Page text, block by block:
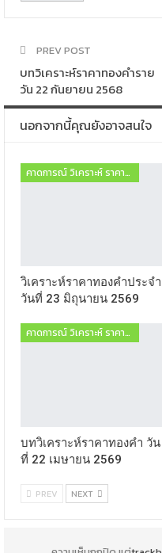
PREV POST
บทวิเคราะห์ราคาทองคำราย
วัน 22 กันยายน 2568
นอกจากนี้คุณยังอาจสนใจ
คาดการณ์ วิเคราะห์ ราคาทองคำ ฟอเร็กซ์
วิเคราะห์ราคาทองคำประจำ
วันที่ 23 มิถุนายน 2569
คาดการณ์ วิเคราะห์ ราคาทองคำ ฟอเร็กซ์
บทวิเคราะห์ราคาทองคำ วัน
ที่ 22 เมษายน 2569
PREV NEXT